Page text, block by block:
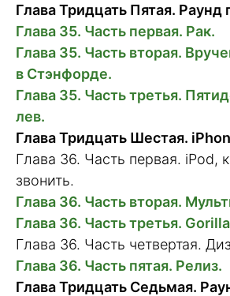
Глава Тридцать Пятая. Раунд
Глава 35. Часть первая. Рак.
Глава 35. Часть вторая.
в Стэнфорде.
Глава 35. Часть третья.
лев.
Глава Тридцать Шестая.
Глава 36. Часть первая. iPod,
звонить.
Глава 36. Часть вторая.
Глава 36. Часть третья.
Глава 36. Часть четвертая.
Глава 36. Часть пятая. Релиз.
Глава Тридцать Седьмая.